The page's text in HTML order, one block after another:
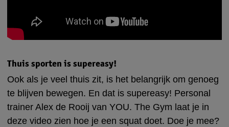
Thuis sporten is supereasy!
Ook als je veel thuis zit, is het belangrijk om genoeg
te blijven bewegen. En dat is supereasy! Personal
trainer Alex de Rooij van YOU. The Gym laat je in
deze video zien hoe je een squat doet. Doe je mee?